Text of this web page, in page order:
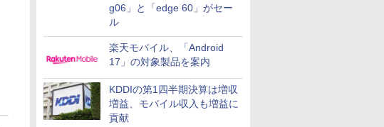
g06」と「edge 60」がセー
ル
楽天モバイル、「Android
17」の対象製品を案内
KDDIの第1四半期決算は増収
増益、モバイル収入も増益に
貢献